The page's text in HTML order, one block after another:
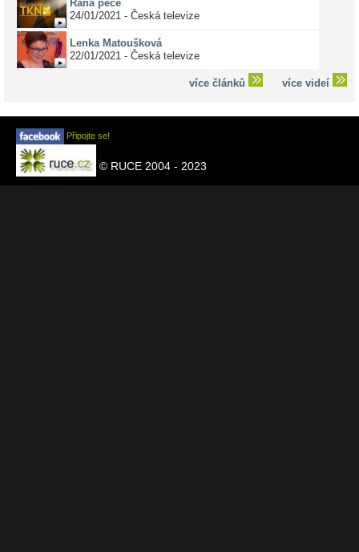
Raná péče
24/01/2021 - Česká televize
Lenka Matoušková
22/01/2021 - Česká televize
více článků více videí
Připojte se!
© RUCE 2004 - 2023